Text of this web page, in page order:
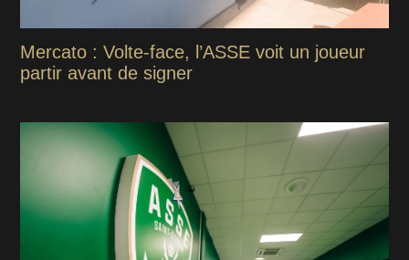
Mercato : Volte-face, l’ASSE voit un joueur
partir avant de signer